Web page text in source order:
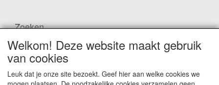
Zoeken
Waar ben je naar op zoek?
Welkom! Deze website maakt gebruik
van cookies
Leuk dat je onze site bezoekt. Geef hier aan welke cookies we